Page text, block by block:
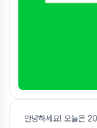
안녕하세요! 오늘은